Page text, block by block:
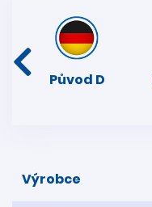
Původ D
Výrobce